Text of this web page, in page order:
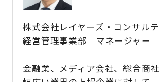
株式会社レイヤーズ・コンサル
経営管理事業部 マネージャー
金融業、メディア会社、総合商